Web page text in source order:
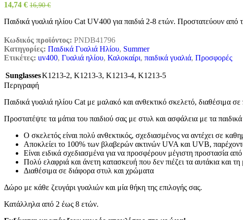
14,74 € 16,90€
Παιδικά γυαλιά ηλίου Cat UV400 για παιδιά 2-8 ετών. Προστατεύουν
Κωδικός προϊόντος: PNDB41796
Κατηγορίες: Παιδικά Γυαλιά Ηλίου, Summer
Ετικέτες: uv400, Γυαλιά ηλίου, Καλοκαίρι, παιδικά γυαλιά, Προσφορές
SunglassesK1213-2, K1213-3, K1213-4, K1213-5
Περιγραφή
Παιδικά γυαλιά ηλίου Cat με μαλακό και ανθεκτικό σκελετό, διαθέσιμα
Προστατέψτε τα μάτια του παιδιού σας με στυλ και ασφάλεια με τα
Ο σκελετός είναι πολύ ανθεκτικός, σχεδιασμένος να αντέχει σε
Αποκλείει το 100% των βλαβερών ακτινών UVA και UVB,
Είναι ειδικά σχεδιασμένα για να προσφέρουν μέγιστη προστασία
Πολύ ελαφριά και άνετη κατασκευή που δεν πιέζει τα αυτάκια και
Διαθέσιμα σε διάφορα στυλ και χρώματα
Δώρο με κάθε ζευγάρι γυαλιών και μία θήκη της επιλογής σας.
Κατάλληλα από 2 έως 8 ετών.